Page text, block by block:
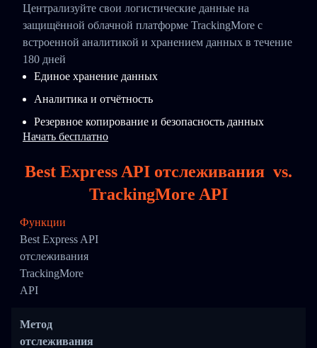
Централизуйте свои логистические данные на
защищённой облачной платформе TrackingMore с
встроенной аналитикой и хранением данных в течение
180 дней
Единое хранение данных
Аналитика и отчётность
Резервное копирование и безопасность данных
Начать бесплатно
Best Express API отслеживания vs.
TrackingMore API
Функции
Best Express API
отслеживания
TrackingMore
API
Метод
отслеживания